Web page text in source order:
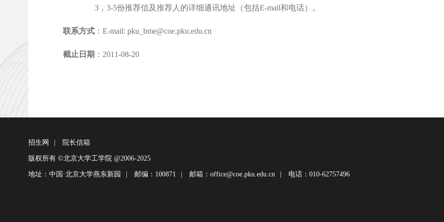
3，3-5份推荐信及推荐人的详细通讯地址（包括E-mail和电话）。
联系方式 ：E-mail: pku_bme@coe.pku.edu.cn
截止日期 ：2011-08-20
招生网 院长信箱
版权所有 ©北京大学工学院 @2006-2025
地址：中国·北京大学燕东新园 邮编：100871 邮箱：office@coe.pku.edu.cn 电话：010-62757496